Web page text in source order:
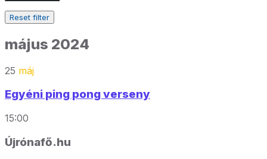
Reset filter
május 2024
25 máj
Egyéni ping pong verseny
15:00
Újrónafő.hu